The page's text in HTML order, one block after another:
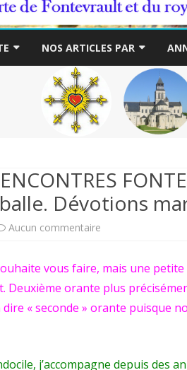
to
NOS ARTICLES PAR
THÉME
AUTEUR
Dévotions
Aucun commentaire
rendu
vous faire, mais une
Deuxième orante plus
« seconde » orante puisque
j’accompagne depuis des